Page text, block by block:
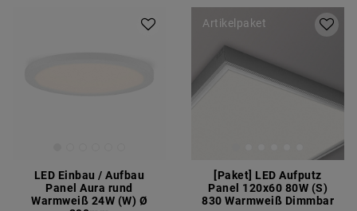
LED Einbau / Aufbau
Panel Aura rund
Warmweiß 24W (W) Ø
Artikelpaket
[Paket] LED Aufputz
Panel 120x60 80W (S)
830 Warmweiß Dimmbar